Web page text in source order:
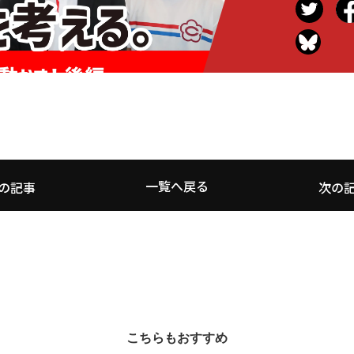
記事 一覧へ戻る 次の
こちらもおすすめ